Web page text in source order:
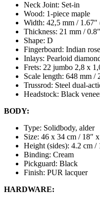
Neck Joint: Set-in
Wood: 1-piece maple
Width: 42,5 mm /
Thickness: 21 mm /
Shape: D
Fingerboard: Indian
Inlays: Pearloid
Frets: 22 jumbo 2,8 x
Scale length: 648 mm /
Trussrod: Steel dual-
Headstock: Black
BODY:
Type: Solidbody, alder
Size: 46 x 34 cm / 18″
Height (sides): 4.2 cm /
Binding: Cream
Pickguard: Black
Finish: PUR lacquer
HARDWARE: